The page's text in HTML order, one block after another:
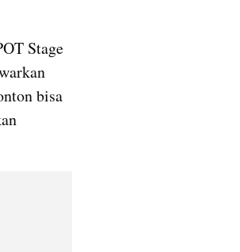
Stage
bisa